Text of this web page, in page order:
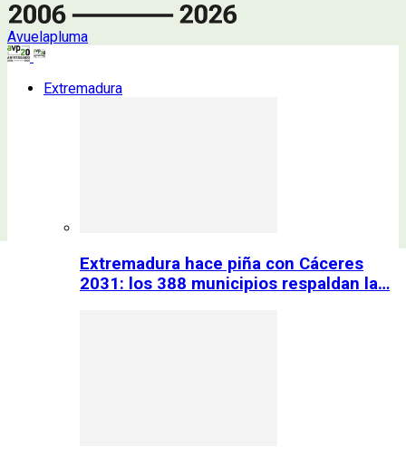
Avuelapluma
Extremadura
Extremadura hace piña con Cáceres
2031: los 388 municipios respaldan la…